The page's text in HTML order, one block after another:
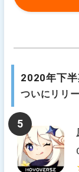
2020年下
ついにリリ
5